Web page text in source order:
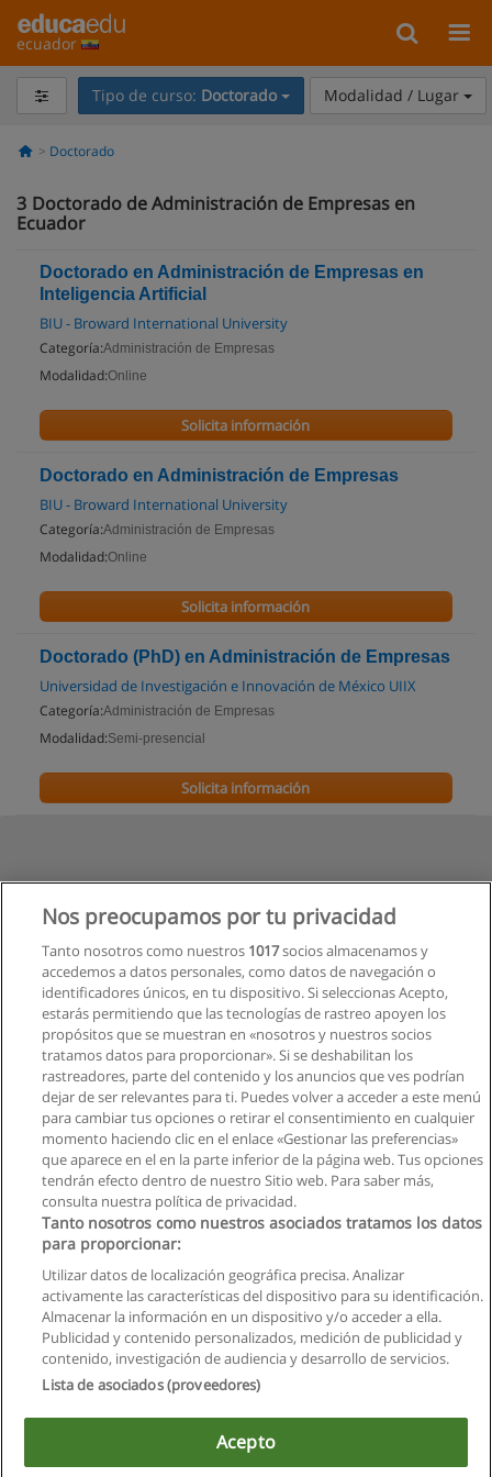
ecuador
Tipo de curso: Doctorado Modalidad / Lugar
Doctorado
3 Doctorado de Administración de Empresas en
Ecuador
Doctorado en Administración de Empresas en
Inteligencia Artificial
BIU - Broward International University
Categoría:Administración de Empresas
Modalidad:Online
Solicita información
Doctorado en Administración de Empresas
BIU - Broward International University
Categoría:Administración de Empresas
Modalidad:Online
Solicita información
Doctorado (PhD) en Administración de Empresas
Universidad de Investigación e Innovación de México UIIX
Categoría:Administración de Empresas
Modalidad:Semi-presencial
Solicita información
Reglas de uso
Privacidad de datos
Copyright © Educaedu Business S.L. - CIF : B-95610580: -
www.educaedu.com.ec
Nos preocupamos por tu privacidad
Tanto nosotros como nuestros 1017socios almacenamos y
accedemos a datos personales, como datos de navegación o
identificadores únicos, en tu dispositivo. Si seleccionas Acepto,
estarás permitiendo que las tecnologías de rastreo apoyen los
propósitos que se muestran en «nosotros y nuestros socios
tratamos datos para proporcionar». Si se deshabilitan los
rastreadores, parte del contenido y los anuncios que ves podrían
dejar de ser relevantes para ti. Puedes volver a acceder a este menú
para cambiar tus opciones o retirar el consentimiento en cualquier
momento haciendo clic en el enlace «Gestionar las preferencias»
que aparece en el en la parte inferior de la página web. Tus opciones
tendrán efecto dentro de nuestro Sitio web. Para saber más,
consulta nuestra política de privacidad.
Tanto nosotros como nuestros asociados tratamos los datos
para proporcionar:
Utilizar datos de localización geográfica precisa. Analizar
activamente las características del dispositivo para su identificación.
Almacenar la información en un dispositivo y/o acceder a ella.
Publicidad y contenido personalizados, medición de publicidad y
contenido, investigación de audiencia y desarrollo de servicios.
Lista de asociados (proveedores)
Acepto